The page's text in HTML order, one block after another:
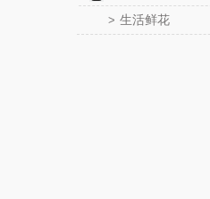
> 生活鲜花